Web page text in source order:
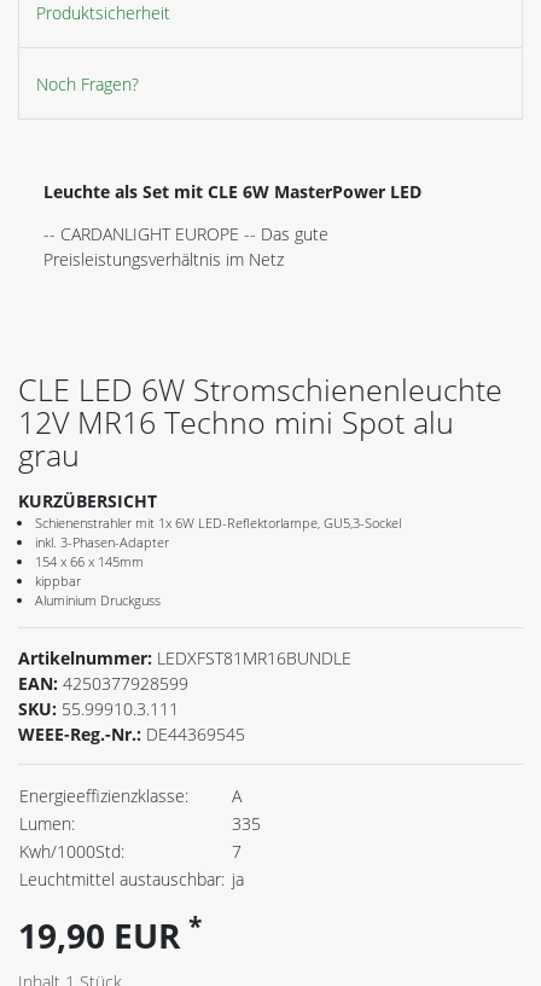
Produktsicherheit
Noch Fragen?
Leuchte als Set mit CLE 6W MasterPower LED
-- CARDANLIGHT EUROPE -- Das gute
Preisleistungsverhältnis im Netz
CLE LED 6W Stromschienenleuchte
12V MR16 Techno mini Spot alu
grau
KURZÜBERSICHT
Schienenstrahler mit 1x 6W LED-Reflektorlampe, GU5,3-Sockel
inkl. 3-Phasen-Adapter
154 x 66 x 145mm
kippbar
Aluminium Druckguss
Artikelnummer: LEDXFST81MR16BUNDLE
EAN: 4250377928599
SKU: 55.99910.3.111
WEEE-Reg.-Nr.: DE44369545
Energieeffizienzklasse:
A
Lumen:
335
Kwh/1000Std:
7
Leuchtmittel austauschbar: ja
19,90 EUR *